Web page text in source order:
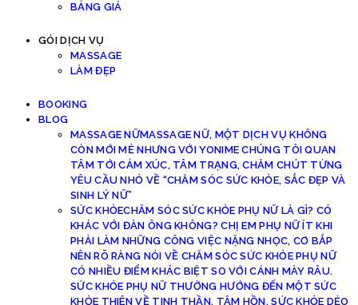
BẢNG GIÁ
GÓI DỊCH VỤ
MASSAGE
LÀM ĐẸP
BOOKING
BLOG
MASSAGE NỮMASSAGE NỮ, MỘT DỊCH VỤ KHÔNG
CÒN MỚI MẺ NHƯNG VỚI YONIME CHÚNG TÔI QUAN
TÂM TỚI CẢM XÚC, TÂM TRẠNG, CHĂM CHÚT TỪNG
YÊU CẦU NHỎ VỀ “CHĂM SÓC SỨC KHỎE, SẮC ĐẸP VÀ
SINH LÝ NỮ”
SỨC KHỎECHĂM SÓC SỨC KHỎE PHỤ NỮ LÀ GÌ? CÓ
KHÁC VỚI ĐÀN ÔNG KHÔNG? CHỊ EM PHỤ NỮ ÍT KHI
PHẢI LÀM NHỮNG CÔNG VIỆC NẶNG NHỌC, CƠ BẮP
NÊN RÕ RÀNG NÓI VỀ CHĂM SÓC SỨC KHỎE PHỤ NỮ
CÓ NHIỀU ĐIỂM KHÁC BIỆT SO VỚI CÁNH MÀY RÂU.
SỨC KHỎE PHỤ NỮ THƯỜNG HƯỚNG ĐẾN MỘT SỨC
KHỎE THIÊN VỀ TINH THẦN, TÂM HỒN, SỨC KHỎE DẺO